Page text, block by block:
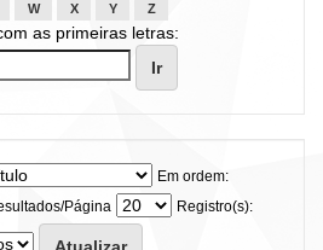
W X Y Z
as primeiras letras:
Em ordem:
Página
Registro(s):